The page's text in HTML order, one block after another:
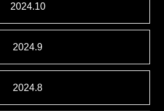
2024.10
2024.9
2024.8